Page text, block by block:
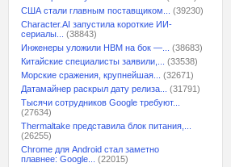
США стали главным поставщиком...
(39230)
Character.AI запустила короткие ИИ-
сериалы...
(38843)
Инженеры уложили HBM на бок —...
(38683)
Китайские специалисты заявили,...
(33538)
Морские сражения, крупнейшая...
(32671)
Датамайнер раскрыл дату релиза...
(31791)
Тысячи сотрудников Google требуют...
(27634)
Thermaltake представила блок питания,...
(26255)
Chrome для Android стал заметно
плавнее: Google...
(22015)